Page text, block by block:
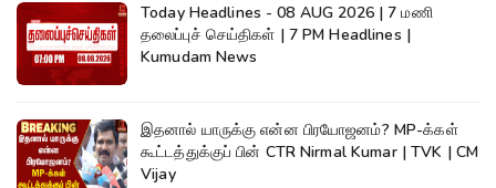
Today Headlines - 08 AUG 2026 | 7 மணி
தலைப்புச் செய்திகள் | 7 PM Headlines |
Kumudam News
இதனால் யாருக்கு என்ன பிரயோஜனம்? MP-க்கள்
கூட்டத்துக்குப் பின் CTR Nirmal Kumar | TVK | CM
Vijay